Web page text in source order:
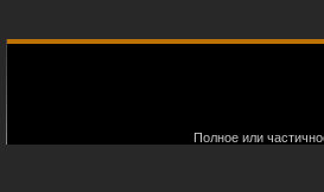
Полное или